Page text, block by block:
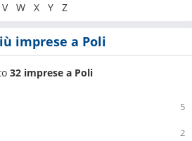
V
W X Y Z
imprese a Poli
32 imprese a Poli
5
2